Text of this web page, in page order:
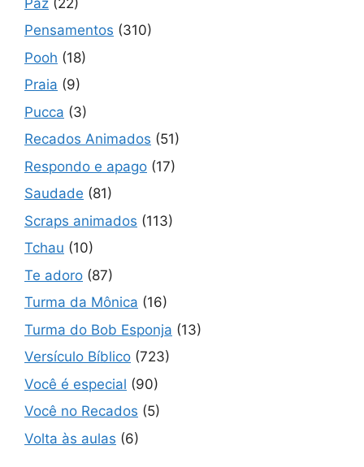
Pensamentos (310)
Pooh (18)
Praia (9)
Pucca (3)
Recados Animados (51)
Respondo e apago (17)
Saudade (81)
Scraps animados (113)
Tchau (10)
Te adoro (87)
Turma da Mônica (16)
Turma do Bob Esponja (13)
Versículo Bíblico (723)
Você é especial (90)
Você no Recados (5)
Volta às aulas (6)